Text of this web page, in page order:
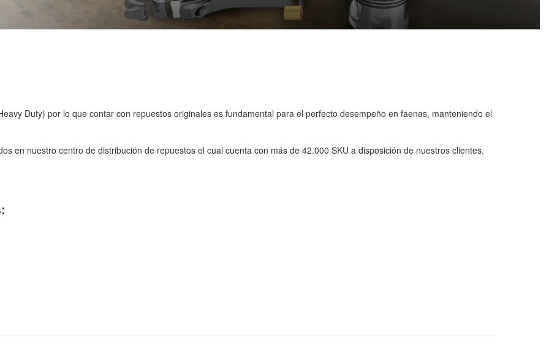
Duty) por lo que contar con repuestos originales es fundamental para el perfecto desempeño en faenas, manteniendo el
en nuestro centro de distribución de repuestos el cual cuenta con más de 42.000 SKU a disposición de nuestros clientes.